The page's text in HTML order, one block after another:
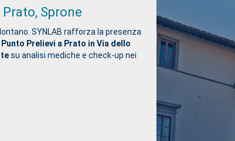
Sprone
SYNLAB rafforza la presenza
Prelievi a Prato in Via dello
su analisi mediche e check-up nei